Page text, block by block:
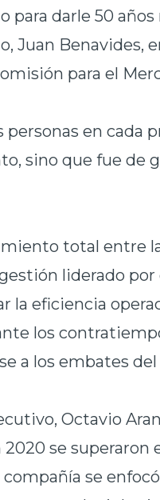
para darle 50
Juan Benavides,
para el
en cada
sino que fue de
total entre
liderado
la eficiencia
los
a los embates del
Octavio
se superaron
se